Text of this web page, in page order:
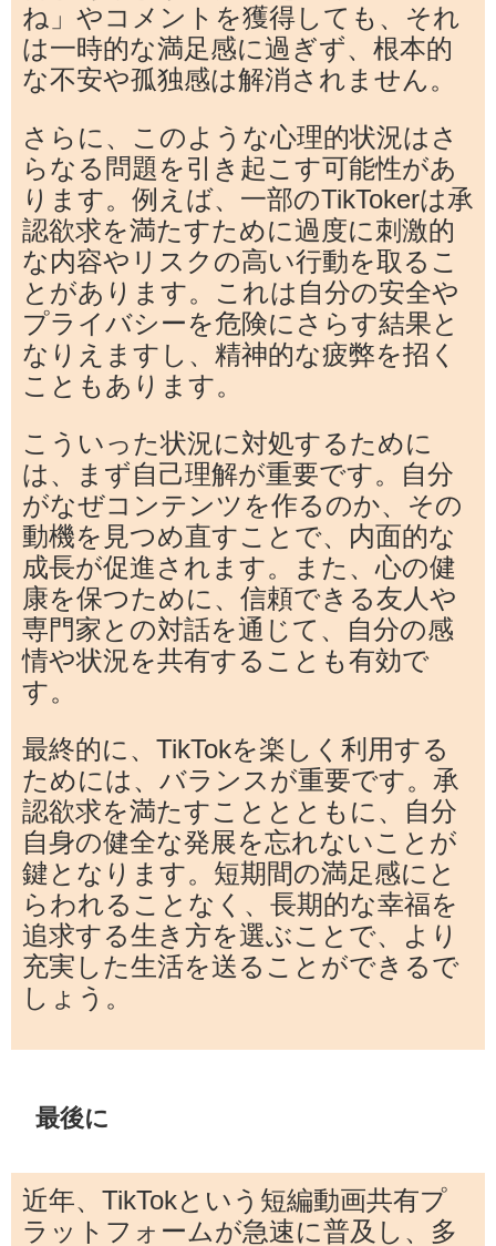
ね」やコメントを獲得しても、それ
は一時的な満足感に過ぎず、根本的
な不安や孤独感は解消されません。
さらに、このような心理的状況はさ
らなる問題を引き起こす可能性があ
ります。例えば、一部のTikTokerは承
認欲求を満たすために過度に刺激的
な内容やリスクの高い行動を取るこ
とがあります。これは自分の安全や
プライバシーを危険にさらす結果と
なりえますし、精神的な疲弊を招く
こともあります。
こういった状況に対処するために
は、まず自己理解が重要です。自分
がなぜコンテンツを作るのか、その
動機を見つめ直すことで、内面的な
成長が促進されます。また、心の健
康を保つために、信頼できる友人や
専門家との対話を通じて、自分の感
情や状況を共有することも有効で
す。
最終的に、TikTokを楽しく利用する
ためには、バランスが重要です。承
認欲求を満たすこととともに、自分
自身の健全な発展を忘れないことが
鍵となります。短期間の満足感にと
らわれることなく、長期的な幸福を
追求する生き方を選ぶことで、より
充実した生活を送ることができるで
しょう。
最後に
近年、TikTokという短編動画共有プ
ラットフォームが急速に普及し、多